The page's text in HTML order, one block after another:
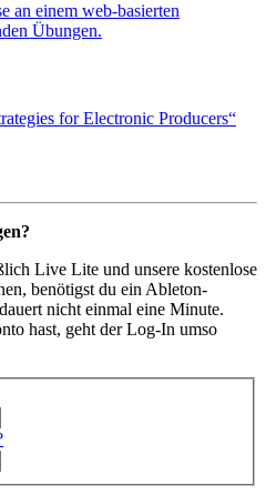
an einem web-basierten
Übungen.
for Electronic Producers“
Live Lite und unsere kostenlose
benötigst du ein Ableton-
nicht einmal eine Minute.
hast, geht der Log-In umso